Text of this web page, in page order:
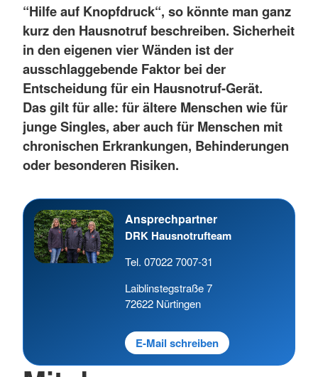
“Hilfe auf Knopfdruck“, so könnte man ganz
kurz den Hausnotruf beschreiben. Sicherheit
in den eigenen vier Wänden ist der
ausschlaggebende Faktor bei der
Entscheidung für ein Hausnotruf-Gerät.
Das gilt für alle: für ältere Menschen wie für
junge Singles, aber auch für Menschen mit
chronischen Erkrankungen, Behinderungen
oder besonderen Risiken.
Ansprechpartner
DRK Hausnotrufteam
Tel. 07022 7007-31
Laiblinstegstraße 7
72622 Nürtingen
E-Mail schreiben